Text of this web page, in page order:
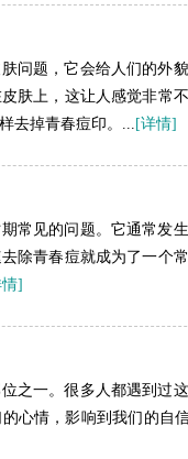
问题，它会给人们的外
肤上，这让人感觉非常
去掉青春痘印。...[详情]
常见的问题。它通常发
除青春痘就成为了一个
]
之一。很多人都遇到过
心情，影响到我们的自